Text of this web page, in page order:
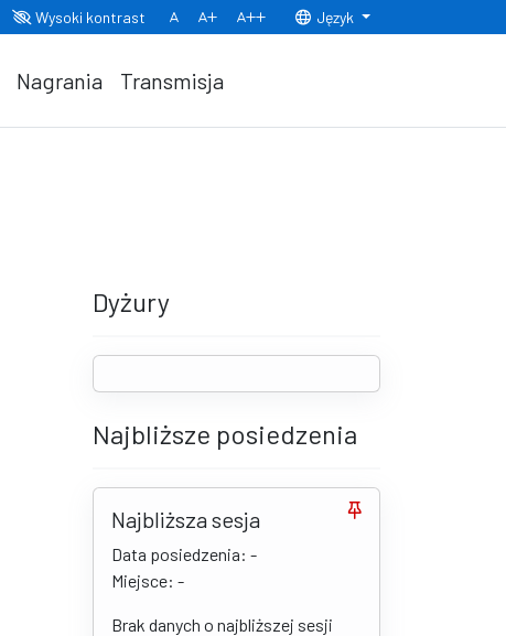
Wysoki kontrast
Normalny rozmiar czcionki
Rozmiar czcionki 150% Rozmiar czcionki 200%
Język
Nagrania Transmisja
Dyżury
Najbliższe posiedzenia
Najbliższa sesja
Data posiedzenia: -
Miejsce: -
Brak danych o najbliższej sesji